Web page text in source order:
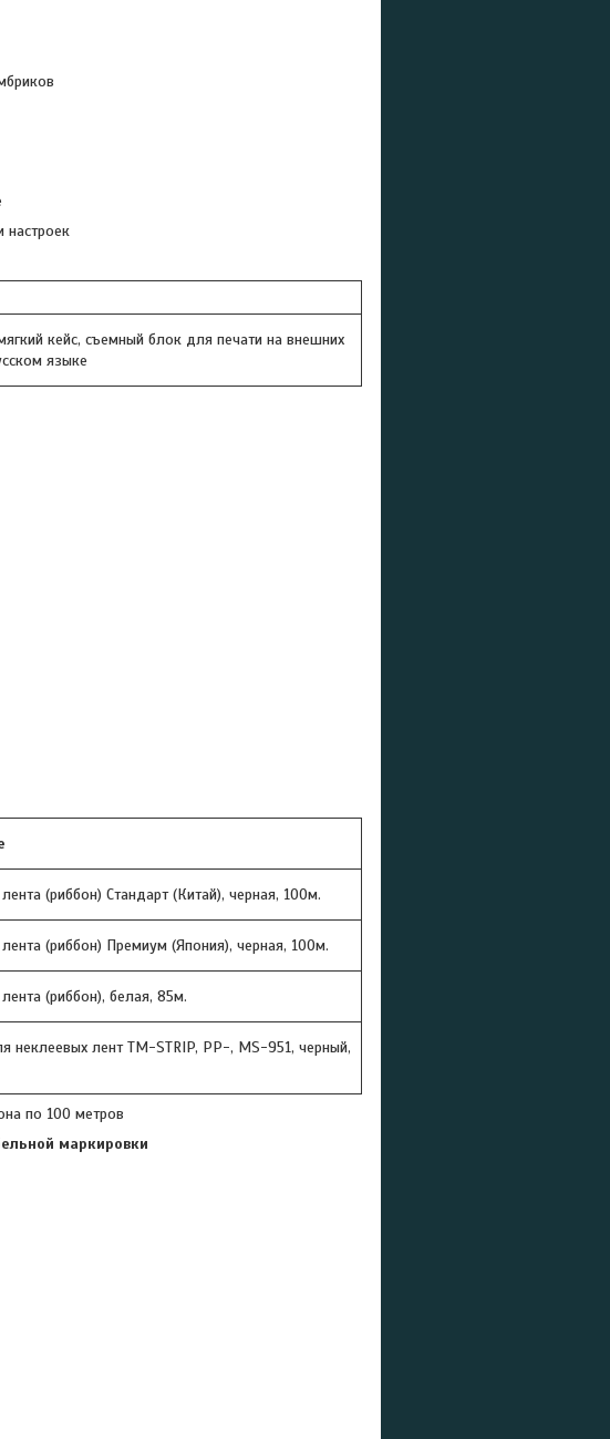
настроек
кейс, съемный блок для печати на внешних
языке
(риббон) Стандарт (Китай), черная, 100м.
(риббон) Премиум (Япония), черная, 100м.
(риббон), белая, 85м.
неклеевых лент ТМ-STRIP, PP-, MS-951, черный,
по 100 метров
маркировки